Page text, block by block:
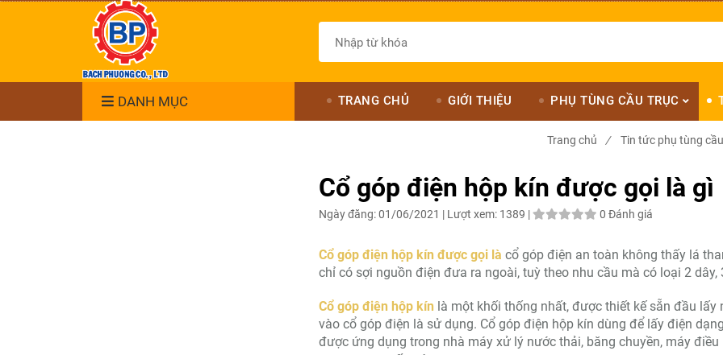
DANH MỤC TRANG CHỦ GIỚI THIỆU PHỤ TÙNG CẦU TRỤC
Trang chủ / Tin tức phụ tùng
Cổ góp điện hộp kín được gọi là gì
Ngày đăng:01/06/2021 | Lượt xem: 1389 | 0 Đánh giá
Cổ góp điện hộp kín được gọi là cổ góp điện an toàn không thấy lá
chỉ có sợi nguồn điện đưa ra ngoài, tuỳ theo nhu cầu mà có loại 2 dây,
Cổ góp điện hộp kín là một khối thống nhất, được thiết kế sẵn đầu
vào cổ góp điện là sử dụng. Cổ góp điện hộp kín dùng để lấy điện
được ứng dụng trong nhà máy xử lý nước thải, băng chuyền, máy